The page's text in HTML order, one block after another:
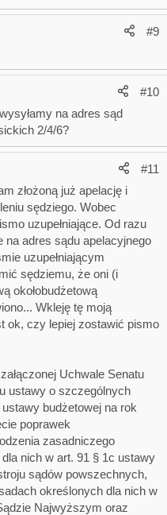
#9
#10
na adres sąd
2/4/6?
#11
złożoną już apelację i
sędziego. Wobec
uzupełniające. Od razu
na adres sądu apelacyjnego
uzupełniającym
sędziemu, że oni (i
okołobudżetową
Wkleję tę moją
ok, czy lepiej zostawić pismo
Uchwale Senatu
ustawy o szczególnych
budżetowej na rok
poprawek
zasadniczego
nich w art. 91 § 1c ustawy
sądów powszechnych,
określonych dla nich w
Najwyższym oraz